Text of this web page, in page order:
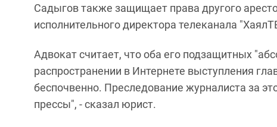
Садыгов также защищает права другого
исполнительного директора телеканала
Адвокат считает, что оба его подзащитных
распространении в Интернете выступления
беспочвенно. Преследование журналиста за
прессы", - сказал юрист.